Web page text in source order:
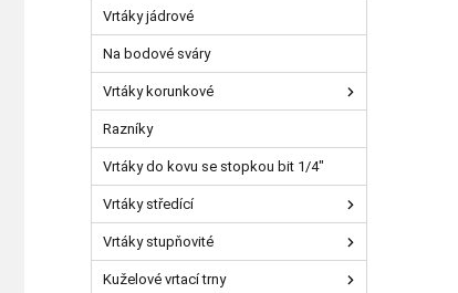
Vrtáky jádrové
Na bodové sváry
Vrtáky korunkové
Razníky
Vrtáky do kovu se stopkou bit 1/4"
Vrtáky středící
Vrtáky stupňovité
Kuželové vrtací trny